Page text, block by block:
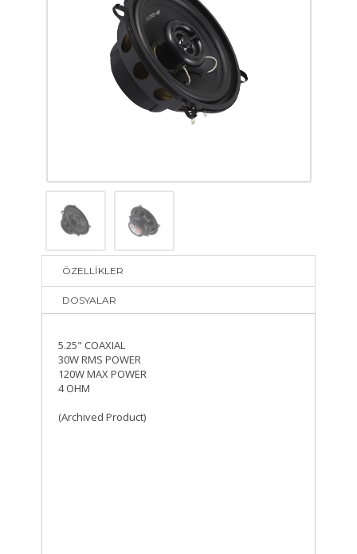
ÖZELLİKLER
DOSYALAR
5.25" COAXIAL
30W RMS POWER
120W MAX POWER
4 OHM
(Archived Product)